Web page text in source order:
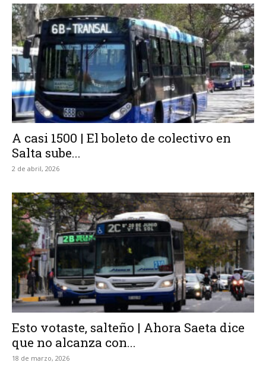
A casi 1500 | El boleto de colectivo en
Salta sube...
2 de abril, 2026
Esto votaste, salteño | Ahora Saeta dice
que no alcanza con...
18 de marzo, 2026